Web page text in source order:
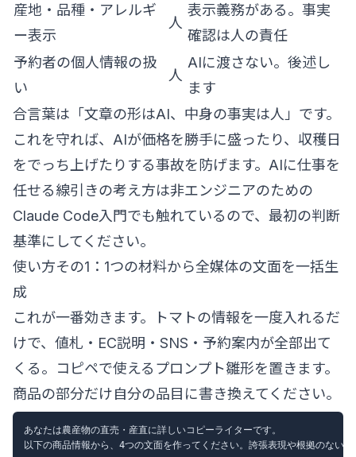
産地・品種・アレルギ
ー表示
人
表示義務がある。事実
確認は人の責任
予約者の個人情報の扱
い
人
AIに渡さない。後述し
ます
合言葉は「文章の形はAI、中身の事実は人」です。
これを守れば、AIが価格を勝手に盛ったり、収穫日
をでっち上げたりする事故を防げます。AIに仕事を
任せる線引きの考え方は非エンジニアのための
Claude Code入門でも触れているので、最初の判断
基準にしてください。
使い方その1：1つの材料から全媒体の文面を一括生
成
これが一番効きます。トマトの情報を一度入れるだ
けで、値札・EC説明・SNS・予約案内が全部出て
くる。コピペで使えるプロンプト雛形を置きます。
商品の部分だけ自分の品目に書き換えてください。
あなたは農産物の直売・産直に詳しいコピーライターです。
以下の商品情報から、4つの文面を作ってください。誇張表現や根拠のない